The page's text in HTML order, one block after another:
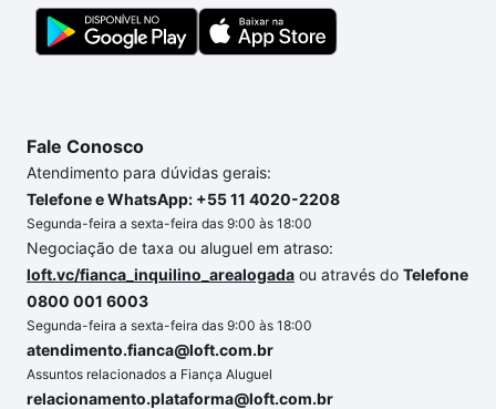
gente para comprar o imóvel dos seus sonhos com
segurança e conforto. Loft, com você até as
Fale Conosco
Atendimento para dúvidas gerais:
Telefone e WhatsApp: +55 11 4020-2208
Segunda-feira a sexta-feira das 9:00 às 18:00
Negociação de taxa ou aluguel em atraso:
loft.vc/fianca_inquilino_arealogada ou através do Telefone
0800 001 6003
Segunda-feira a sexta-feira das 9:00 às 18:00
atendimento.fianca@loft.com.br
Assuntos relacionados a Fiança Aluguel
relacionamento.plataforma@loft.com.br